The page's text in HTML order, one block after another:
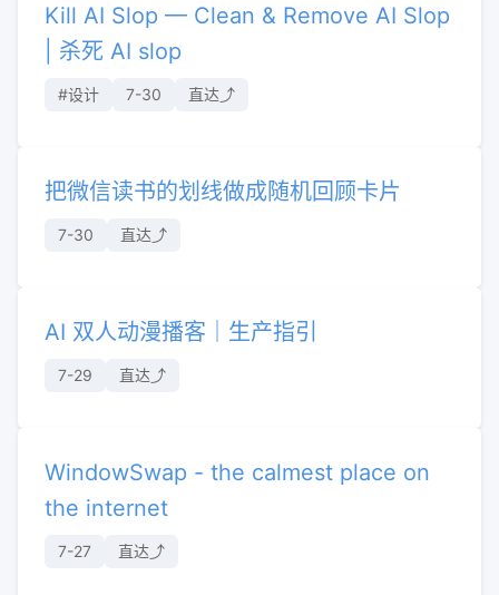
Kill AI Slop — Clean & Remove AI Slop
| 杀死 AI slop
#设计 7-30 直达⤴︎
把微信读书的划线做成随机回顾卡片
7-30 直达⤴︎
AI 双人动漫播客｜生产指引
7-29 直达⤴︎
WindowSwap - the calmest place on
the internet
7-27 直达⤴︎